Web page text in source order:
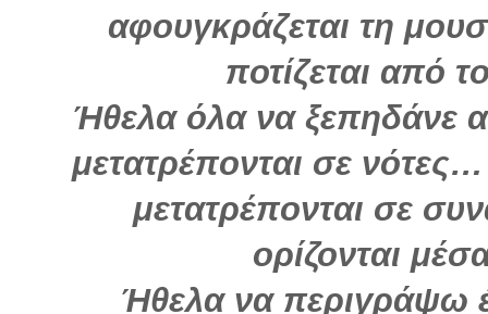
αφουγκράζεται τη
ποτίζεται από
Ήθελα όλα να ξεπηδάνε
μετατρέπονται σε
μετατρέπονται σε
ορίζονται
Ήθελα να περιγράψω